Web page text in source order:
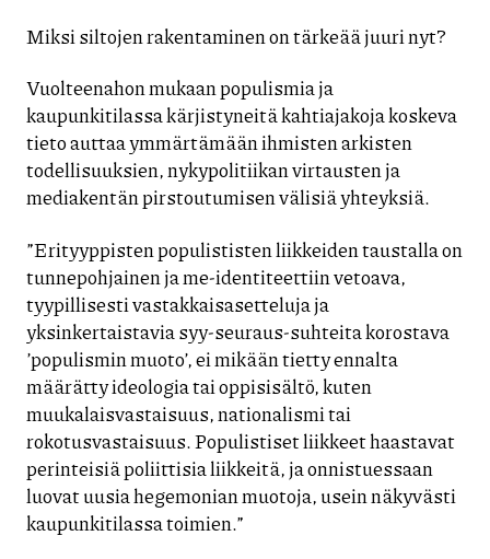
Miksi siltojen rakentaminen on tärkeää juuri nyt?
Vuolteenahon mukaan populismia ja
kaupunkitilassa kärjistyneitä kahtiajakoja koskeva
tieto auttaa ymmärtämään ihmisten arkisten
todellisuuksien, nykypolitiikan virtausten ja
mediakentän pirstoutumisen välisiä yhteyksiä.
”Erityyppisten populististen liikkeiden taustalla on
tunnepohjainen ja me-identiteettiin vetoava,
tyypillisesti vastakkaisasetteluja ja
yksinkertaistavia syy-seuraus-suhteita korostava
’populismin muoto’, ei mikään tietty ennalta
määrätty ideologia tai oppisisältö, kuten
muukalaisvastaisuus, nationalismi tai
rokotusvastaisuus. Populistiset liikkeet haastavat
perinteisiä poliittisia liikkeitä, ja onnistuessaan
luovat uusia hegemonian muotoja, usein näkyvästi
kaupunkitilassa toimien.”